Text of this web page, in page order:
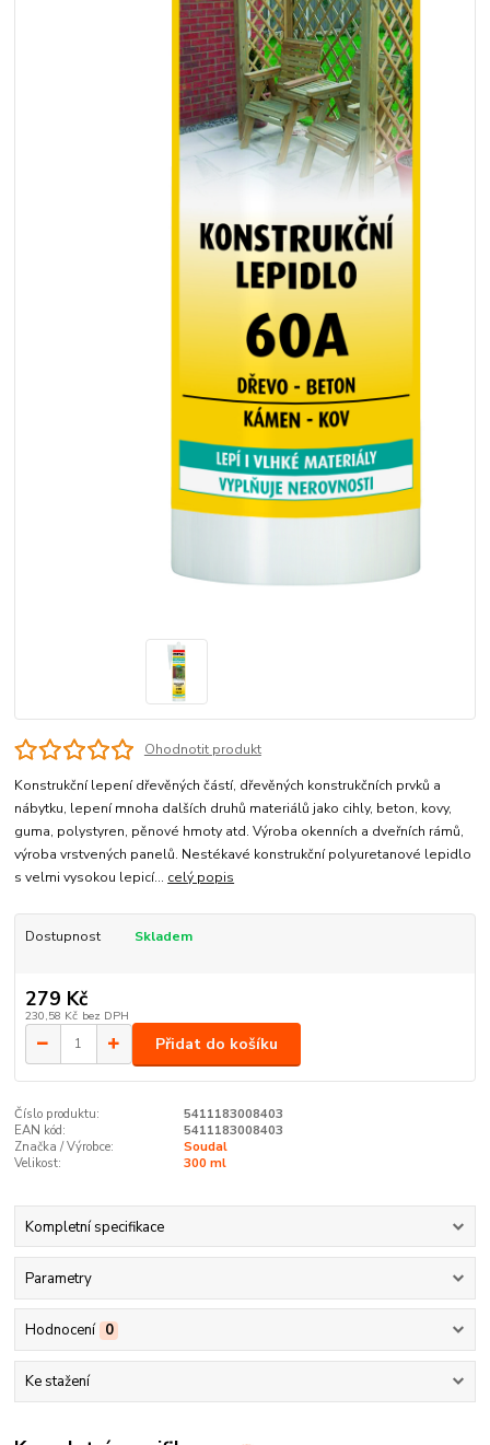
Ohodnotit produkt
Konstrukční lepení dřevěných částí, dřevěných konstrukčních prvků a
nábytku, lepení mnoha dalších druhů materiálů jako cihly, beton, kovy,
guma, polystyren, pěnové hmoty atd. Výroba okenních a dveřních rámů,
výroba vrstvených panelů. Nestékavé konstrukční polyuretanové lepidlo
s velmi vysokou lepicí... celý popis
Dostupnost Skladem
279 Kč
230,58 Kč bez DPH
Přidat do košíku
Číslo produktu:
5411183008403
EAN kód:
5411183008403
Značka / Výrobce:
Soudal
Velikost:
300 ml
Kompletní specifikace
Parametry
Hodnocení 0
Ke stažení